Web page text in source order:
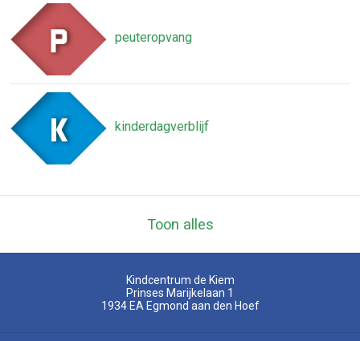
peuteropvang
kinderdagverblijf
Toon alles
Kindcentrum de Kiem
Prinses Marijkelaan 1
1934 EA Egmond aan den Hoef